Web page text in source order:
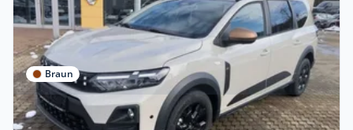
Braun
Privat